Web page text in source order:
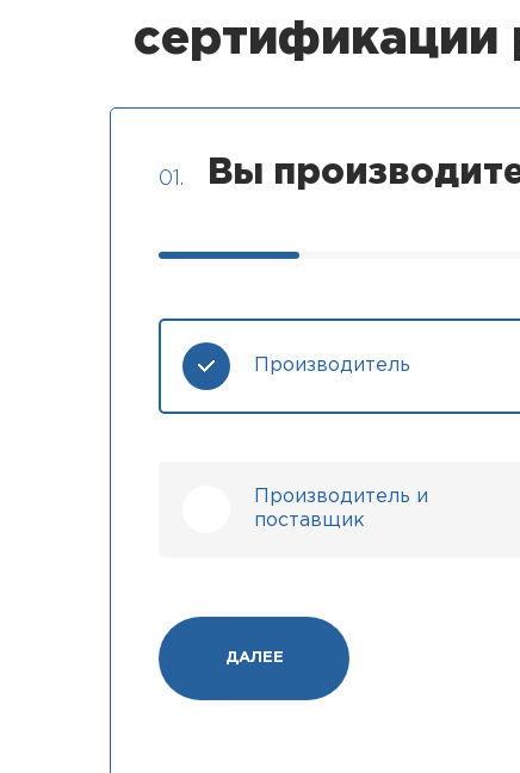
сертификации
01. Вы
Производитель
Производитель и
поставщик
ДАЛЕЕ